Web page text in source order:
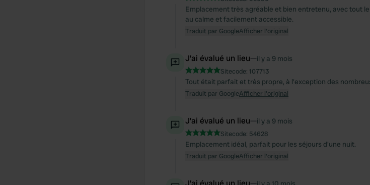
Emplacement très agréable et bien entretenu, avec tout
au calme et facilement accessible.
Traduit par GoogleAfficher l'original
J'ai évalué un lieu—il y a 9 mois
Sitecode: 107713
Tout était parfait et très propre, à l'exception des
Traduit par GoogleAfficher l'original
J'ai évalué un lieu—il y a 9 mois
Sitecode: 54628
Emplacement idéal, parfait pour les séjours d'une nuit.
Traduit par GoogleAfficher l'original